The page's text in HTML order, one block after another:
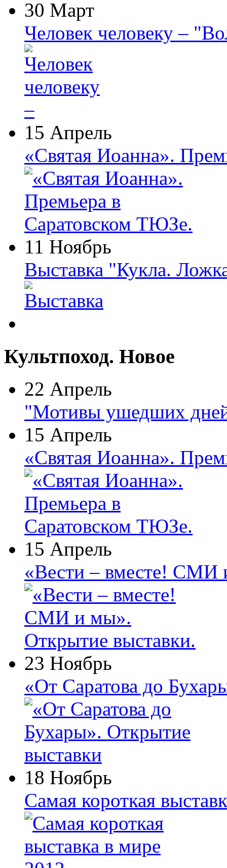
30 Март
Человек человеку –
15 Апрель
«Святая Иоанна».
11 Ноябрь
Выставка "Кукла.
Культпоход. Новое
22 Апрель
"Мотивы ушедших
15 Апрель
«Святая Иоанна».
15 Апрель
«Вести – вместе! СМИ
23 Ноябрь
«От Саратова до
18 Ноябрь
Самая короткая